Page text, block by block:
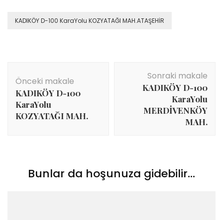
KADIKÖY D-100 KaraYolu KOZYATAĞI MAH.ATAŞEHİR
dolaşımı
Önceki makale
KADIKÖY D-100
KaraYolu
KOZYATAĞI MAH.
Sonraki makale
KADIKÖY D-100
KaraYolu
MERDİVENKÖY
MAH.
Bunlar da hoşunuza gidebilir...